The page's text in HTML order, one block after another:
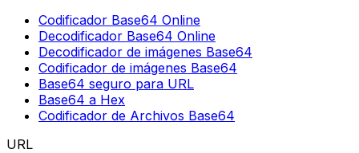
Codificador Base64 Online
Decodificador Base64 Online
Decodificador de imágenes Base64
Codificador de imágenes Base64
Base64 seguro para URL
Base64 a Hex
Codificador de Archivos Base64
URL